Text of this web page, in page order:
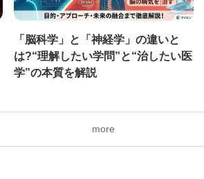
「脳科学」と「神経学」の違いと
は?“理解したい学問”と“治したい医
学”の本質を解説
more